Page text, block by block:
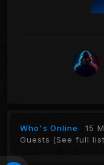
Who's Online 15
Guests (See full